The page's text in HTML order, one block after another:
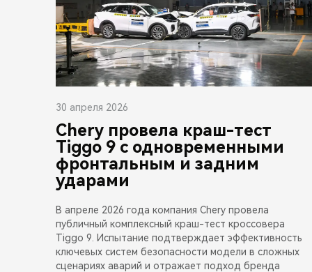
30 апреля 2026
Chery провела краш-тест
Tiggo 9 с одновременными
фронтальным и задним
ударами
В апреле 2026 года компания Chery провела
публичный комплексный краш-тест кроссовера
Tiggo 9. Испытание подтверждает эффективность
ключевых систем безопасности модели в сложных
сценариях аварий и отражает подход бренда